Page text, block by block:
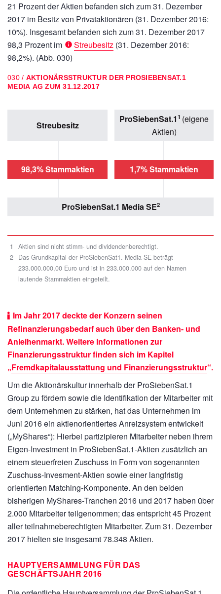
21 Prozent der Aktien befanden sich zum 31. Dezember
2017 im Besitz von Privataktionären (31. Dezember 2016:
10%). Insgesamt befanden sich zum 31. Dezember 2017
98,3 Prozent im
Streubesitz (31. Dezember 2016:
98,2%). (Abb. 030)
030 / AKTIONÄRSSTRUKTUR DER PROSIEBENSAT.1
MEDIA AG ZUM 31.12.2017
1
Aktien sind nicht stimm- und dividendenberechtigt.
2
Das Grundkapital der ProSiebenSat1. Media SE beträgt
233.000.000,00 Euro und ist in 233.000.000 auf den Namen
lautende Stammaktien eingeteilt.
Streubesitz
ProSiebenSat.11 (eigene
Aktien)
98,3% Stammaktien 1,7% Stammaktien
ProSiebenSat.1 Media SE2
Im Jahr 2017 deckte der Konzern seinen
Refinanzierungsbedarf auch über den Banken- und
Anleihenmarkt. Weitere Informationen zur
Finanzierungsstruktur finden sich im Kapitel
„Fremdkapitalausstattung und Finanzierungsstruktur“.
Um die Aktionärskultur innerhalb der ProSiebenSat.1
Group zu fördern sowie die Identifikation der Mitarbeiter mit
dem Unternehmen zu stärken, hat das Unternehmen im
Juni 2016 ein aktienorientiertes Anreizsystem entwickelt
(„MyShares“): Hierbei partizipieren Mitarbeiter neben ihrem
Eigen-Investment in ProSiebenSat.1-Aktien zusätzlich an
einem steuerfreien Zuschuss in Form von sogenannten
Zuschuss-Invesment-Aktien sowie einer langfristig
orientierten Matching-Komponente. An den beiden
bisherigen MyShares-Tranchen 2016 und 2017 haben über
2.000 Mitarbeiter teilgenommen; das entspricht 45 Prozent
aller teilnahmeberechtigten Mitarbeiter. Zum 31. Dezember
2017 hielten sie insgesamt 78.348 Aktien.
HAUPTVERSAMMLUNG FÜR DAS
GESCHÄFTSJAHR 2016